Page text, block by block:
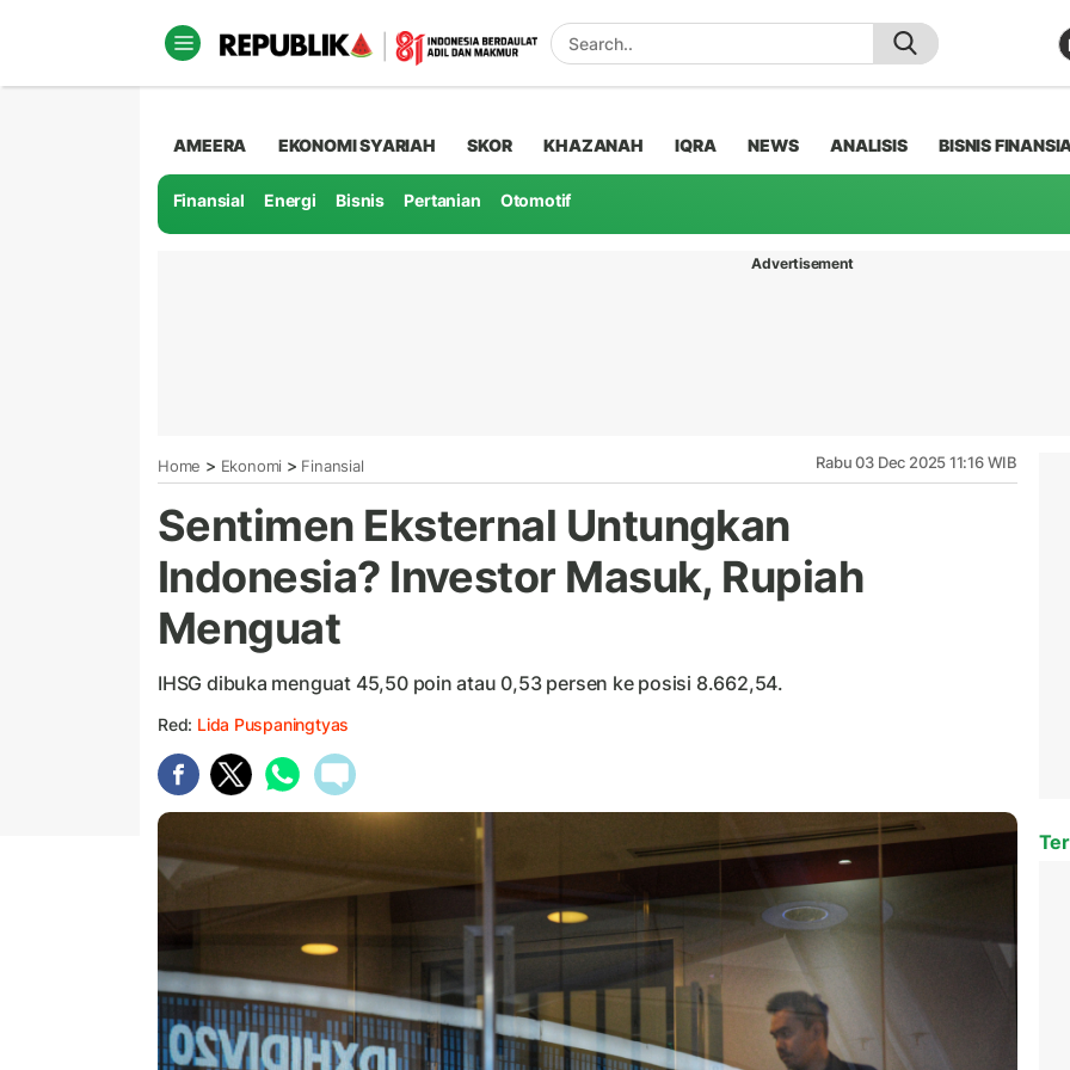
AMEERA EKONOMI SYARIAH SKOR KHAZANAH IQRA NEWS ANALISIS BISNIS
Finansial Energi Bisnis Pertanian Otomotif
Advertisement
Home > Ekonomi > Finansial Rabu 03 Dec 2025 11:16 WIB
Sentimen Eksternal Untungkan
Indonesia? Investor Masuk, Rupiah
Menguat
IHSG dibuka menguat 45,50 poin atau 0,53 persen ke posisi 8.662,54.
Red: Lida Puspaningtyas